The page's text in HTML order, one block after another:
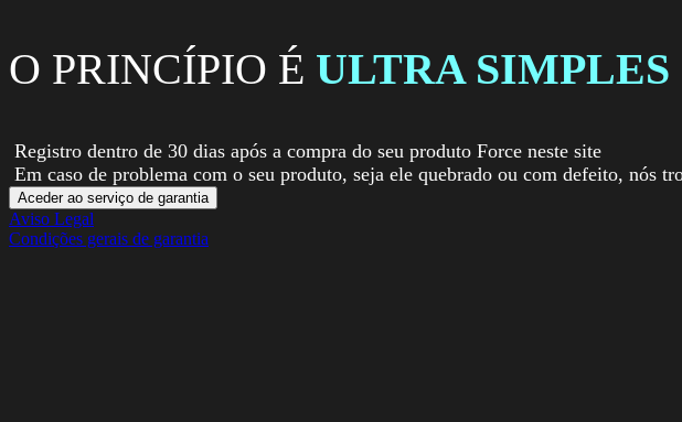
O PRINCÍPIO É ULTRA SIMPLES
Registro dentro de 30 dias após a compra do seu produto Force neste site
Em caso de problema com o seu produto, seja ele quebrado ou com defeito, nós
Aceder ao serviço de garantia
Aviso Legal
Condições gerais de garantia